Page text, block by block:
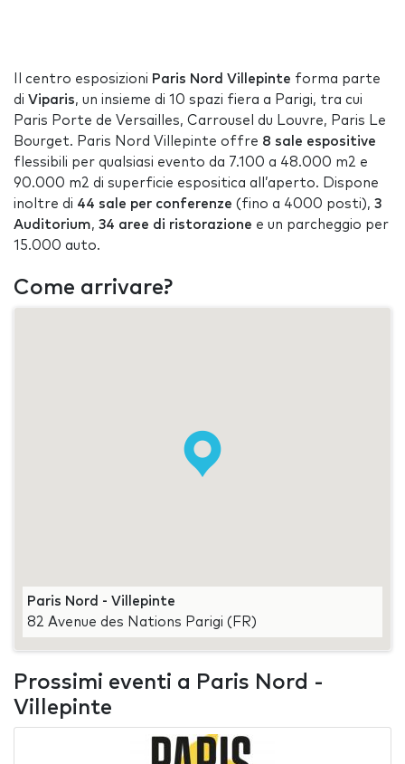
Il centro esposizioni Paris Nord Villepinte forma parte
di Viparis, un insieme di 10 spazi fiera a Parigi, tra cui
Paris Porte de Versailles, Carrousel du Louvre, Paris Le
Bourget. Paris Nord Villepinte offre 8 sale espositive
flessibili per qualsiasi evento da 7.100 a 48.000 m2 e
90.000 m2 di superficie espositica all’aperto. Dispone
inoltre di 44 sale per conferenze (fino a 4000 posti), 3
Auditorium, 34 aree di ristorazione e un parcheggio per
15.000 auto.
Come arrivare?
Paris Nord - Villepinte
82 Avenue des Nations Parigi (FR)
Prossimi eventi a Paris Nord -
Villepinte